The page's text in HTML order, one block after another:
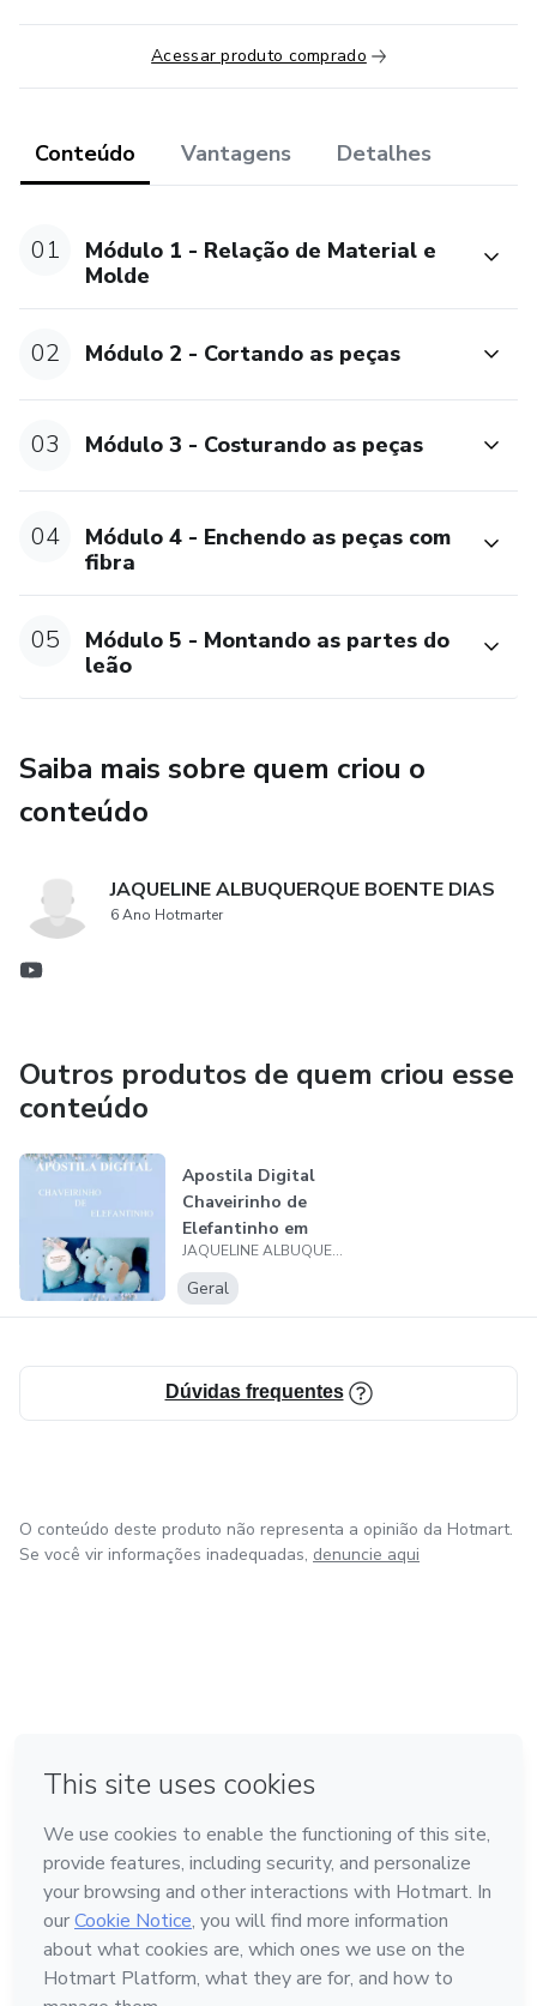
Acessar produto comprado
Conteúdo Vantagens Detalhes
01
Módulo 1 - Relação de Material e
Molde
02 Módulo 2 - Cortando as peças
03 Módulo 3 - Costurando as peças
04
Módulo 4 - Enchendo as peças com
fibra
05
Módulo 5 - Montando as partes do
leão
Saiba mais sobre quem criou o
conteúdo
JAQUELINE ALBUQUERQUE BOENTE DIAS
6 Ano Hotmarter
Outros produtos de quem criou esse
conteúdo
Apostila Digital
Chaveirinho de
Elefantinho em
Feltro
JAQUELINE ALBUQUERQUE BOENTE DIAS
Geral
Dúvidas frequentes
O conteúdo deste produto não representa a opinião da Hotmart.
Se você vir informações inadequadas, denuncie aqui
Feito com ❤ em Bogotá
Conheça a Hotmart
Idioma